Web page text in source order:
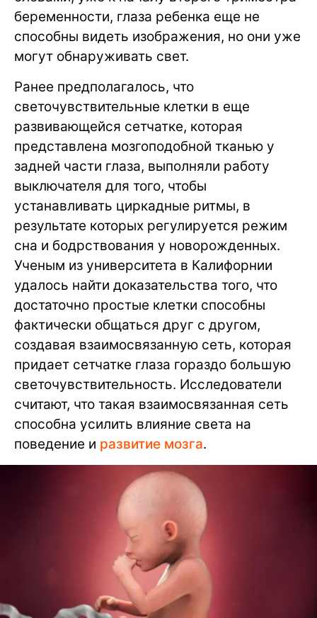
беременности, глаза ребенка еще не
способны видеть изображения, но они уже
могут обнаруживать свет.
Ранее предполагалось, что
светочувствительные клетки в еще
развивающейся сетчатке, которая
представлена мозгоподобной тканью у
задней части глаза, выполняли работу
выключателя для того, чтобы
устанавливать циркадные ритмы, в
результате которых регулируется режим
сна и бодрствования у новорожденных.
Ученым из университета в Калифорнии
удалось найти доказательства того, что
достаточно простые клетки способны
фактически общаться друг с другом,
создавая взаимосвязанную сеть, которая
придает сетчатке глаза гораздо большую
светочувствительность. Исследователи
считают, что такая взаимосвязанная сеть
способна усилить влияние света на
поведение и развитие мозга.